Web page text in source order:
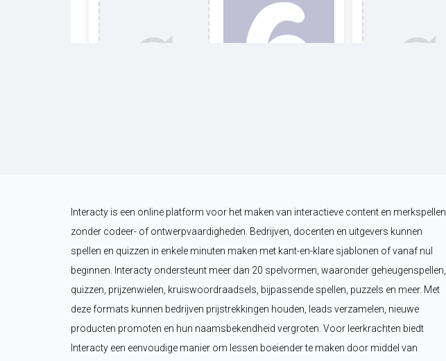
Interacty is een online platform voor het maken van interactieve content en merkspellen
zonder codeer- of ontwerpvaardigheden. Bedrijven, docenten en uitgevers kunnen
spellen en quizzen in enkele minuten maken met kant-en-klare sjablonen of vanaf nul
beginnen. Interacty ondersteunt meer dan 20 spelvormen, waaronder geheugenspellen,
quizzen, prijzenwielen, kruiswoordraadsels, bijpassende spellen, puzzels en meer. Met
deze formats kunnen bedrijven prijstrekkingen houden, leads verzamelen, nieuwe
producten promoten en hun naamsbekendheid vergroten. Voor leerkrachten biedt
Interacty een eenvoudige manier om lessen boeiender te maken door middel van